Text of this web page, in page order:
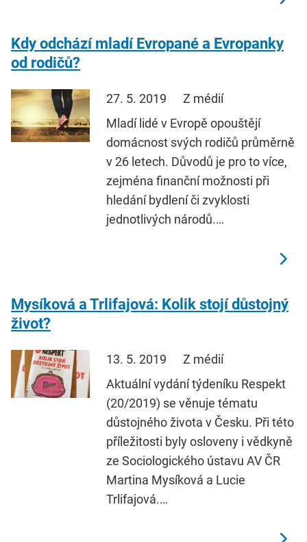
Kdy odchází mladí Evropané a Evropanky
od rodičů?
27. 5. 2019
Z médií
Mladí lidé v Evropě opouštějí
domácnost svých rodičů průměrně
v 26 letech. Důvodů je pro to více,
zejména finanční možnosti při
hledání bydlení či zvyklosti
jednotlivých národů.…
Mysíková a Trlifajová: Kolik stojí důstojný
život?
13. 5. 2019
Z médií
Aktuální vydání týdeníku Respekt
(20/2019) se věnuje tématu
důstojného života v Česku. Při této
příležitosti byly osloveny i vědkyně
ze Sociologického ústavu AV ČR
Martina Mysíková a Lucie
Trlifajová.…